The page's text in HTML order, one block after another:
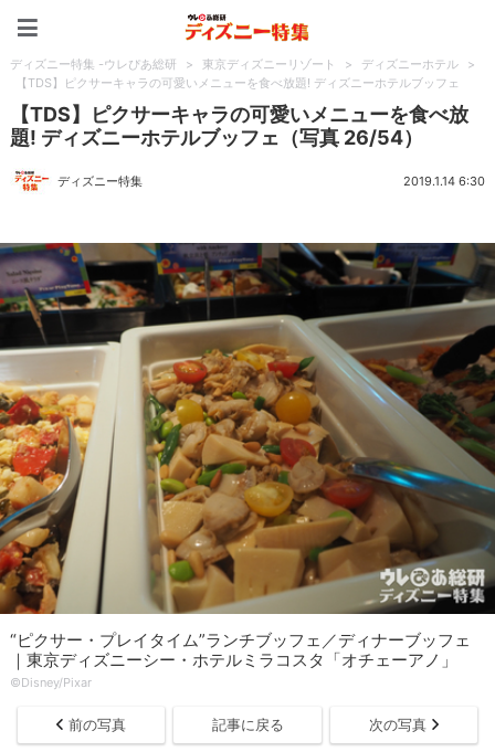
ディズニー特集 -ウレぴあ総研 > 東京ディズニーリゾート > ディズニーホテル
>
【TDS】ピクサーキャラの可愛いメニューを食べ放題! ディズニーホテルブッフェ
【TDS】ピクサーキャラの可愛いメニューを食べ放
題! ディズニーホテルブッフェ（写真 26/54）
ディズニー特集 2019.1.14 6:30
“ピクサー・プレイタイム”ランチブッフェ／ディナーブッフェ
｜東京ディズニーシー・ホテルミラコスタ「オチェーアノ」
©︎Disney/Pixar
前の写真 記事に戻る 次の写真